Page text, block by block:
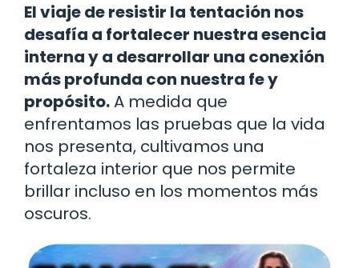
El viaje de resistir la tentación nos
desafía a fortalecer nuestra esencia
interna y a desarrollar una conexión
más profunda con nuestra fe y
propósito.A medida que
enfrentamos las pruebas que la vida
nos presenta, cultivamos una
fortaleza interior que nos permite
brillar incluso en los momentos más
oscuros.